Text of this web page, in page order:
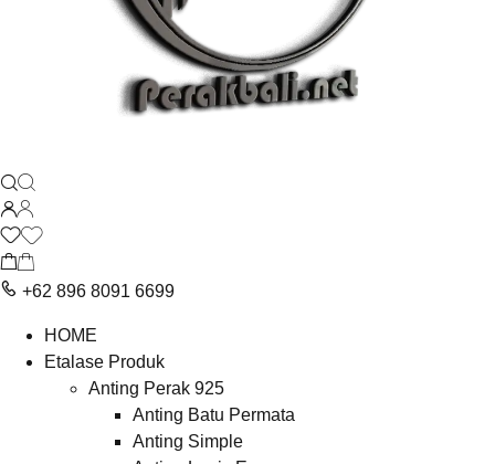
+62 896 8091 6699
HOME
Etalase Produk
Anting Perak 925
Anting Batu Permata
Anting Simple